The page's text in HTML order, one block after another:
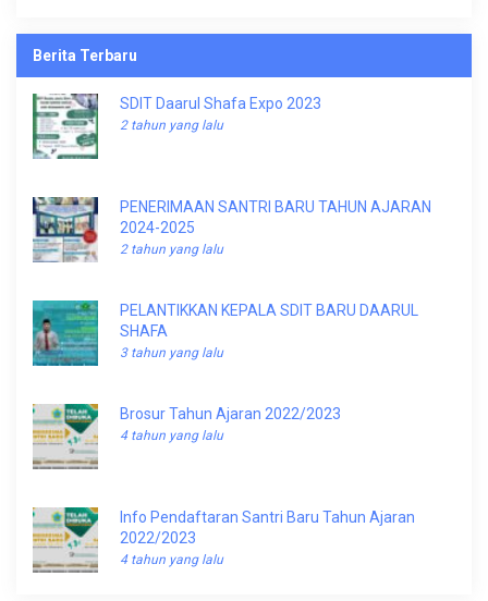
Berita Terbaru
SDIT Daarul Shafa Expo 2023
2 tahun yang lalu
PENERIMAAN SANTRI BARU TAHUN AJARAN
2024-2025
2 tahun yang lalu
PELANTIKKAN KEPALA SDIT BARU DAARUL
SHAFA
3 tahun yang lalu
Brosur Tahun Ajaran 2022/2023
4 tahun yang lalu
Info Pendaftaran Santri Baru Tahun Ajaran
2022/2023
4 tahun yang lalu